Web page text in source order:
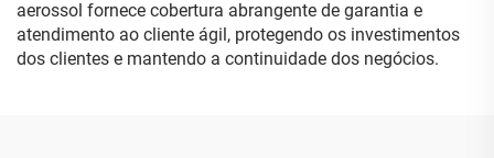
aerossol fornece cobertura abrangente de garantia e
atendimento ao cliente ágil, protegendo os investimentos
dos clientes e mantendo a continuidade dos negócios.